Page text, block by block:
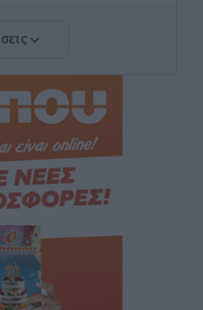
η ΚΥΑ για το ΕΧΠ
των νησιών
για το